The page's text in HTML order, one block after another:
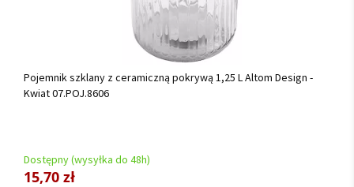
Pojemnik szklany z ceramiczną pokrywą 1,25 L Altom Design -
Kwiat 07.POJ.8606
Dostępny (wysyłka do 48h)
15,70 zł